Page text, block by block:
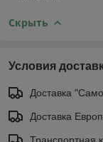
Скрыть
Условия
Доставка
Доставка
Транспортная